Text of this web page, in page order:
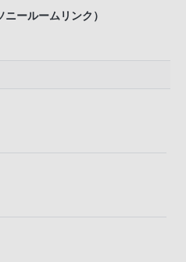
ールームリンク）